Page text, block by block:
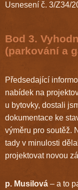
Usnesení č. 3/Z34/
Bod 3.
(parkování a
Předsedající
nabídek na
u bytovky, dostali
dokumentace ke
výměru pro soutěž.
tady v minulosti
projektovat novou
p. Musilová – a to